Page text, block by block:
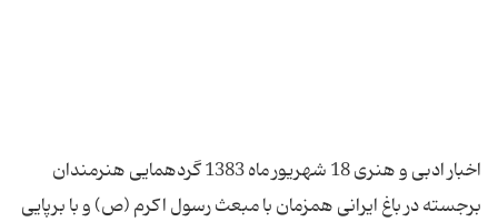
اخبار ادبی و هنری 18 شهریور ماه 1383 گردهمایی هنرمندان
برجسته در باغ ایرانی همزمان با مبعث رسول اكرم (ص) و با برپایی